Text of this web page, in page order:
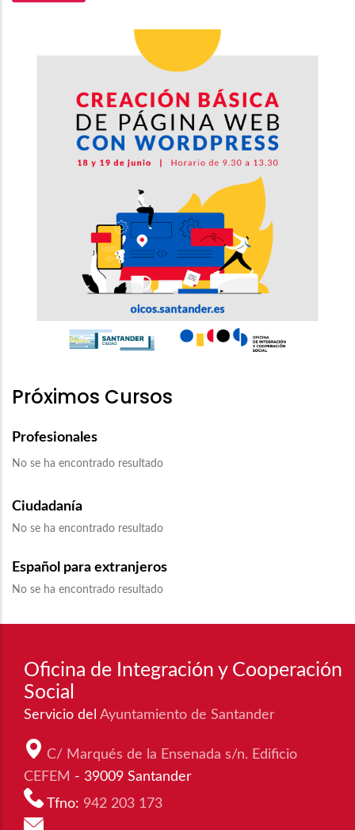
Próximos Cursos
Profesionales
No se ha encontrado resultado
Ciudadanía
No se ha encontrado resultado
Español para extranjeros
No se ha encontrado resultado
Oficina de Integración y Cooperación
Social
Servicio del Ayuntamiento de Santander
C/ Marqués de la Ensenada s/n. Edificio
CEFEM - 39009 Santander
Tfno: 942 203 173